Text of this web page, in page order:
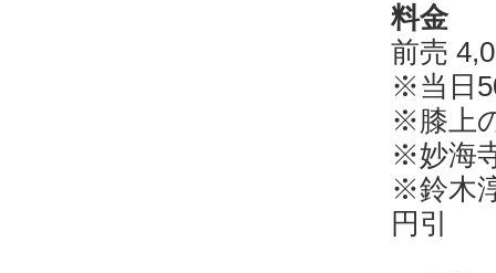
料金
前売
※当日
※膝上
※妙海
※鈴木
円引